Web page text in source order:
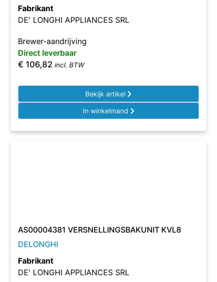
Fabrikant
DE' LONGHI APPLIANCES SRL
Brewer-aandrijving
Direct leverbaar
€ 106,82 incl. BTW
Bekijk artikel
In winkelmand
AS00004381 VERSNELLINGSBAKUNIT KVL8
DELONGHI
Fabrikant
DE' LONGHI APPLIANCES SRL